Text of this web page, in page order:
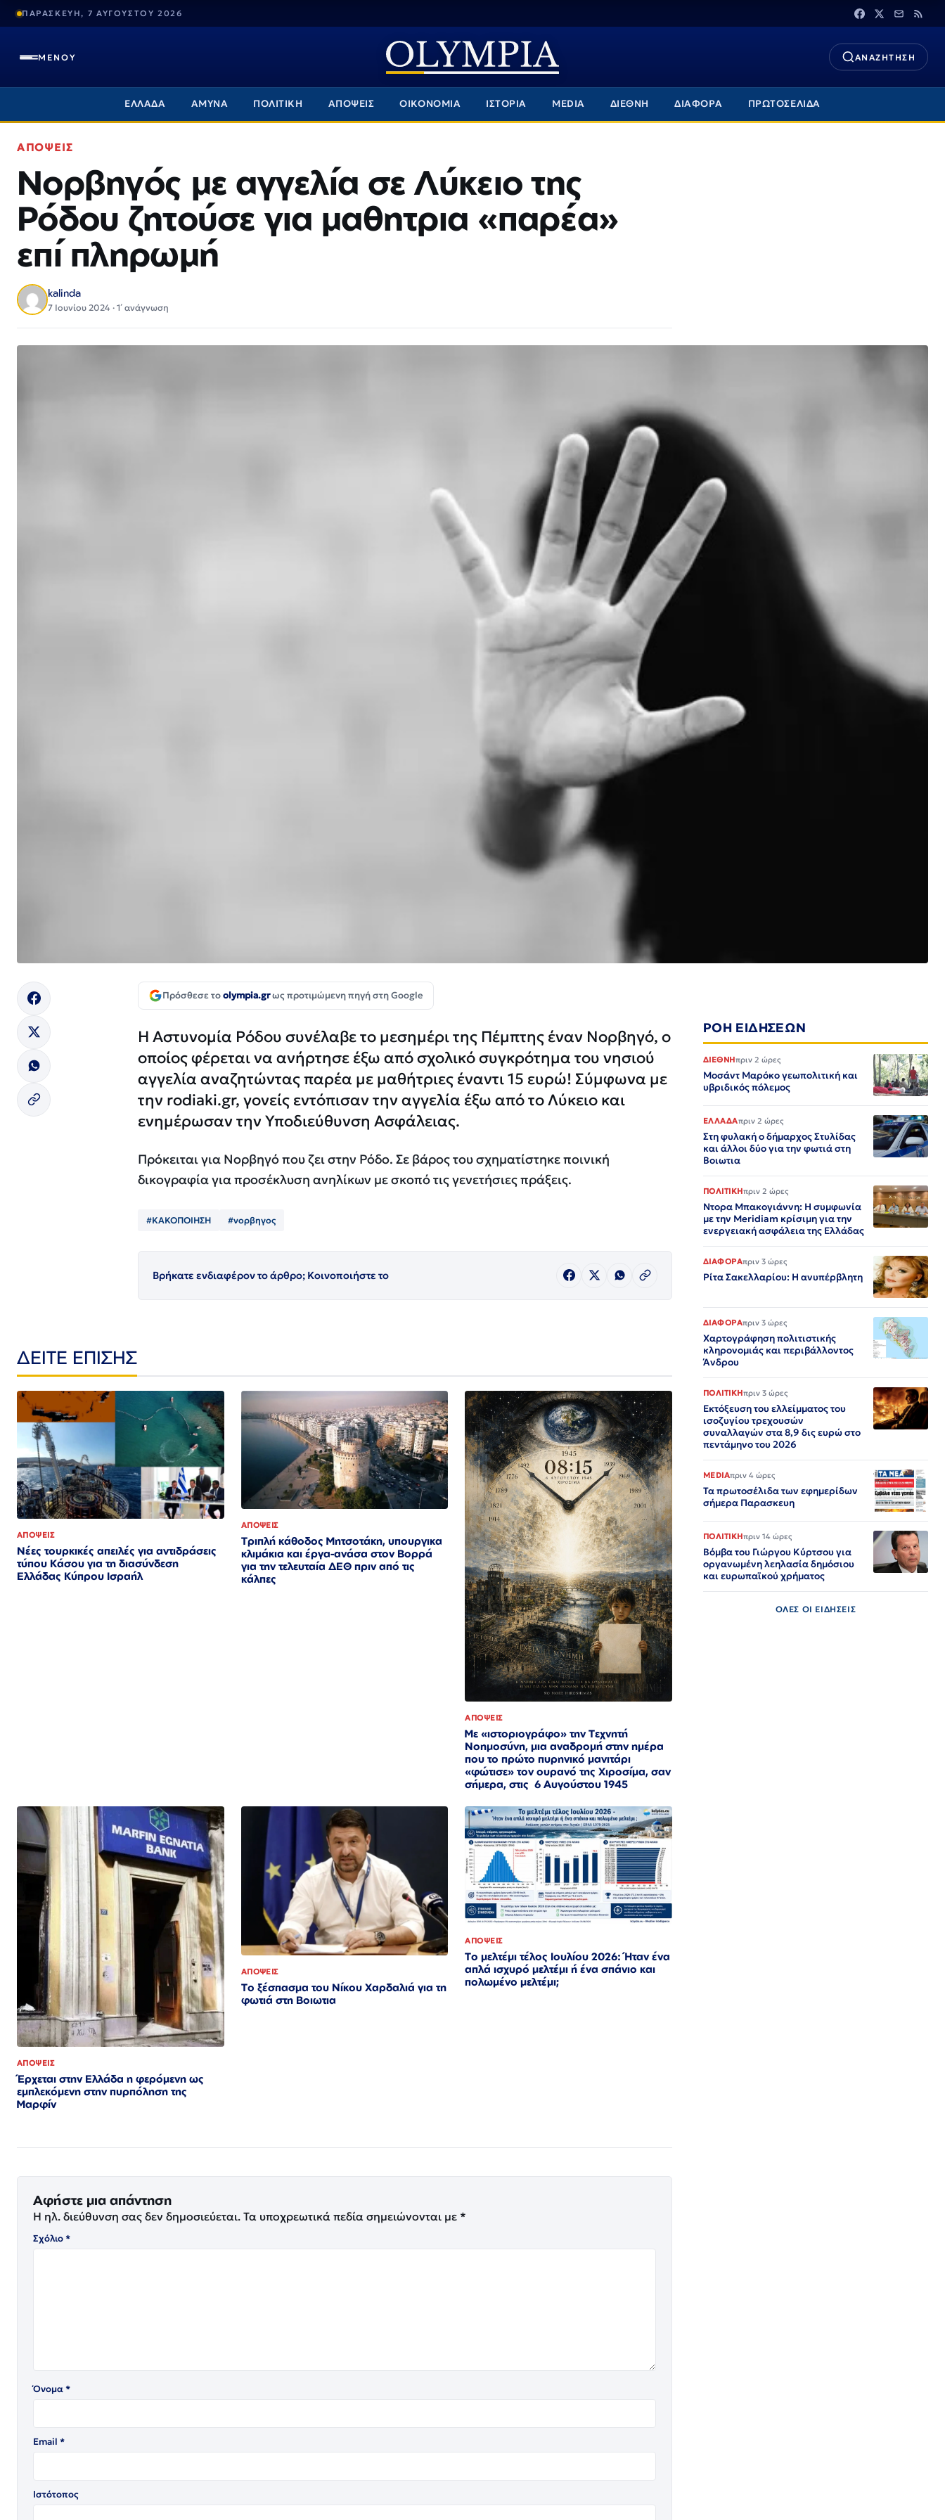
ΠΑΡΑΣΚΕΥΗ, 7 ΑΥΓΟΥΣΤΟΥ 2026
ΜΕΝΟΥ ΑΝΑΖΗΤΗΣΗ
ΕΛΛΑΔΑ ΑΜΥΝΑ ΠΟΛΙΤΙΚΗ ΑΠΟΨΕΙΣ ΟΙΚΟΝΟΜΙΑ ΙΣΤΟΡΙΑ MEDIA ΔΙΕΘΝΗ ΔΙΑΦΟΡΑ ΠΡΩΤΟΣΕΛΙΔΑ
ΑΠΟΨΕΙΣ
Νορβηγός με αγγελία σε Λύκειο της
Ρόδου ζητούσε για μαθητρια «παρέα»
επί πληρωμή
kalinda
7 Ιουνίου 2024 · 1΄ ανάγνωση
Πρόσθεσε τοolympia.grως προτιμώμενη πηγή στη Google
Η Αστυνομία Ρόδου συνέλαβε το μεσημέρι της Πέμπτης έναν Νορβηγό, ο
οποίος φέρεται να ανήρτησε έξω από σχολικό συγκρότημα του νησιού
αγγελία αναζητώντας παρέα με μαθήτριες έναντι 15 ευρώ! Σύμφωνα με
την rodiaki.gr, γονείς εντόπισαν την αγγελία έξω από το Λύκειο και
ενημέρωσαν την Υποδιεύθυνση Ασφάλειας.
Πρόκειται για Νορβηγό που ζει στην Ρόδο. Σε βάρος του σχηματίστηκε ποινική
δικογραφία για προσέκλυση ανηλίκων με σκοπό τις γενετήσιες πράξεις.
#ΚΑΚΟΠΟΙΗΣΗ #νορβηγος
Βρήκατε ενδιαφέρον το άρθρο; Κοινοποιήστε το
ΔΕΙΤΕ ΕΠΙΣΗΣ
ΑΠΟΨΕΙΣ
Νέες τουρκικές απειλές για αντιδράσεις
τύπου Κάσου για τη διασύνδεση
Ελλάδας Κύπρου Ισραήλ
ΑΠΟΨΕΙΣ
Τριπλή κάθοδος Μητσοτάκη, υπουργικα
κλιμάκια και έργα-ανάσα στον Βορρά
για την τελευταία ΔΕΘ πριν από τις
κάλπες
ΑΠΟΨΕΙΣ
Με «ιστοριογράφο» την Τεχνητή
Νοημοσύνη, μια αναδρομή στην ημέρα
που το πρώτο πυρηνικό μανιτάρι
«φώτισε» τον ουρανό της Χιροσίμα, σαν
σήμερα, στις 6 Αυγούστου 1945
ΑΠΟΨΕΙΣ
Έρχεται στην Ελλάδα η φερόμενη ως
εμπλεκόμενη στην πυρπόληση της
Μαρφίν
ΑΠΟΨΕΙΣ
Το ξέσπασμα του Νίκου Χαρδαλιά για τη
φωτιά στη Βοιωτια
ΑΠΟΨΕΙΣ
Το μελτέμι τέλος Ιουλίου 2026: Ήταν ένα
απλά ισχυρό μελτέμι ή ένα σπάνιο και
πολωμένο μελτέμι;
Αφήστε μια απάντηση
Η ηλ. διεύθυνση σας δεν δημοσιεύεται. Τα υποχρεωτικά πεδία σημειώνονται με *
Σχόλιο*
Όνομα*
Email *
Ιστότοπος
ΡΟΗ ΕΙΔΗΣΕΩΝ
ΔΙΕΘΝΗπριν 2 ώρες
Μοσάντ Μαρόκο γεωπολιτική και
υβριδικός πόλεμος
ΕΛΛΑΔΑπριν 2 ώρες
Στη φυλακή ο δήμαρχος Στυλίδας
και άλλοι δύο για την φωτιά στη
Βοιωτια
ΠΟΛΙΤΙΚΗπριν 2 ώρες
Ντορα Μπακογιάννη: Η συμφωνία
με την Meridiam κρίσιμη για την
ενεργειακή ασφάλεια της Ελλάδας
ΔΙΑΦΟΡΑπριν 3 ώρες
Ρίτα Σακελλαρίου: Η ανυπέρβλητη
ΔΙΑΦΟΡΑπριν 3 ώρες
Χαρτογράφηση πολιτιστικής
κληρονομιάς και περιβάλλοντος
Άνδρου
ΠΟΛΙΤΙΚΗπριν 3 ώρες
Εκτόξευση του ελλείμματος του
ισοζυγίου τρεχουσών
συναλλαγών στα 8,9 δις ευρώ στο
πεντάμηνο του 2026
MEDIAπριν 4 ώρες
Τα πρωτοσέλιδα των εφημερίδων
σήμερα Παρασκευη
ΠΟΛΙΤΙΚΗπριν 14 ώρες
Βόμβα του Γιώργου Κύρτσου για
οργανωμένη λεηλασία δημόσιου
και ευρωπαϊκού χρήματος
ΟΛΕΣ ΟΙ ΕΙΔΗΣΕΙΣ